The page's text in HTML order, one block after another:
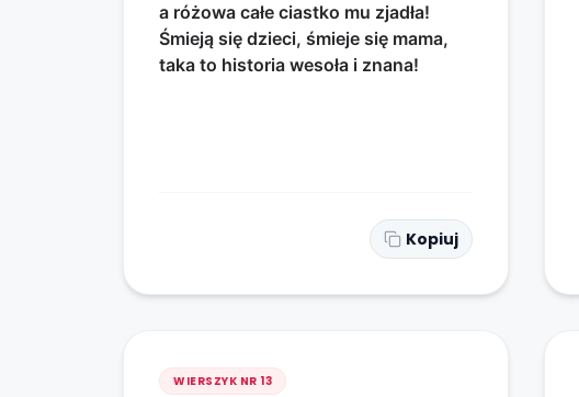
a różowa całe ciastko mu zjadła!
Śmieją się dzieci, śmieje się mama,
taka to historia wesoła i znana!
Kopiuj
WIERSZYK NR 13